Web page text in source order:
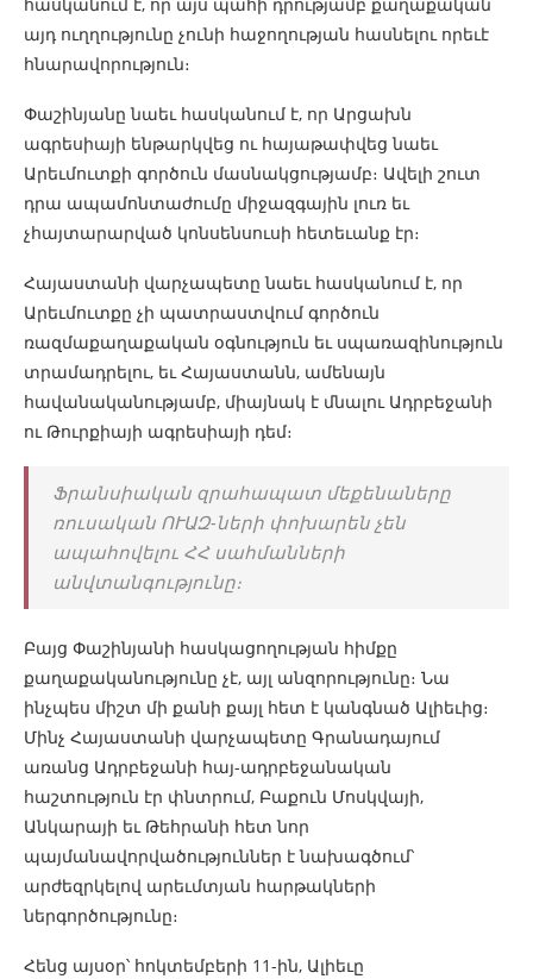
այդ ուղղությունը չունի հաջողության հասնելու որեւէ
հնարավորություն։
Փաշինյանը նաեւ հասկանում է, որ Արցախն
ագրեսիայի ենթարկվեց ու հայաթափվեց նաեւ
Արեւմուտքի գործուն մասնակցությամբ։ Ավելի շուտ
դրա ապամոնտաժումը միջազգային լուռ եւ
չհայտարարված կոնսենսուսի հետեւանք էր։
Հայաստանի վարչապետը նաեւ հասկանում է, որ
Արեւմուտքը չի պատրաստվում գործուն
ռազմաքաղաքական օգնություն եւ սպառազինություն
տրամադրելու, եւ Հայաստանն, ամենայն
հավանականությամբ, միայնակ է մնալու Ադրբեջանի
ու Թուրքիայի ագրեսիայի դեմ։
Ֆրանսիական զրահապատ մեքենաները
ռուսական ՈՒԱԶ-ների փոխարեն չեն
ապահովելու ՀՀ սահմանների
անվտանգությունը։
Բայց Փաշինյանի հասկացողության հիմքը
քաղաքականությունը չէ, այլ անզորությունը։ Նա
ինչպես միշտ մի քանի քայլ հետ է կանգնած Ալիեւից։
Մինչ Հայաստանի վարչապետը Գրանադայում
առանց Ադրբեջանի հայ-ադրբեջանական
հաշտություն էր փնտրում, Բաքուն Մոսկվայի,
Անկարայի եւ Թեհրանի հետ նոր
պայմանավորվածություններ է նախագծում՝
արժեզրկելով արեւմտյան հարթակների
ներգործությունը։
Հենց այսօր՝ հոկտեմբերի 11-ին, Ալիեւը